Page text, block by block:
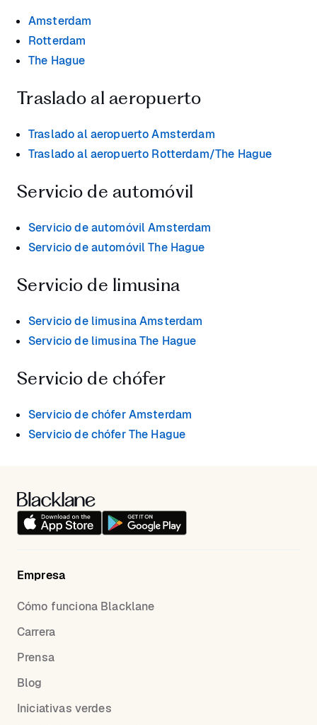
Amsterdam
Rotterdam
The Hague
Traslado al aeropuerto
Traslado al aeropuerto Amsterdam
Traslado al aeropuerto Rotterdam/The Hague
Servicio de automóvil
Servicio de automóvil Amsterdam
Servicio de automóvil The Hague
Servicio de limusina
Servicio de limusina Amsterdam
Servicio de limusina The Hague
Servicio de chófer
Servicio de chófer Amsterdam
Servicio de chófer The Hague
Empresa
Cómo funciona Blacklane
Carrera
Prensa
Blog
Iniciativas verdes